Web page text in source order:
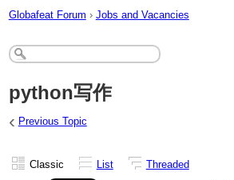
Globafeat Forum › Jobs and Vacancies
python写作
‹ Previous Topic
Classic List
Threaded